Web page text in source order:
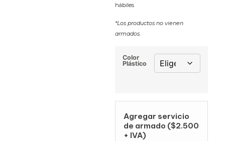
hábiles
*Los productos no vienen
armados.
Color
Plástico
Agregar servicio
de armado ($2.500
+ IVA)